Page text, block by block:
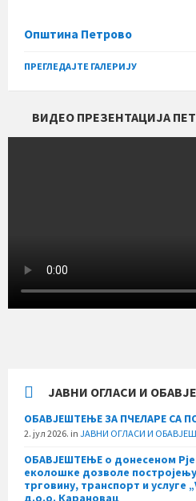
Општина Петрово
ПРЕГЛЕДАЈТЕ ГАЛЕРИЈУ
ВИДЕО ПРЕЗЕНТАЦИЈА
ЈАВНИ ОГЛАСИ И
ОБАВЈЕШТЕЊЕ ЗА ПЧЕЛАРЕ СА
2. јул 2026. in ЈАВНИ ОГЛАСИ И
ОБАВЈЕШТЕЊЕ о донесеном
еколошке дозволе
трговину, транспорт и услуге
д.о.о. Карановац